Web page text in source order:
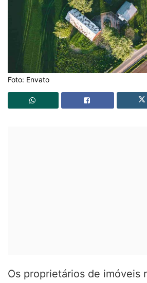
Foto: Envato
Os proprietários de imóveis